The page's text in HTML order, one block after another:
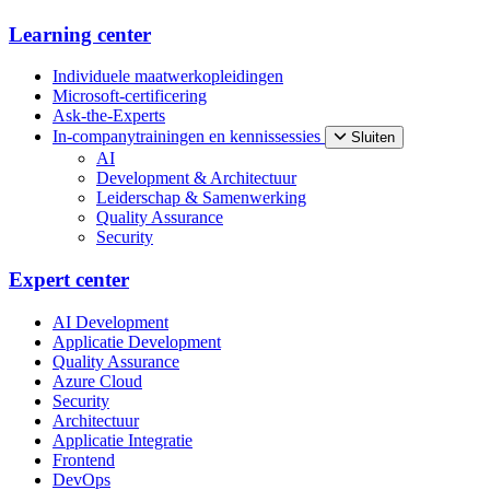
Learning center
Individuele maatwerkopleidingen
Microsoft-certificering
Ask-the-Experts
In-companytrainingen en kennissessies
Sluiten
AI
Development & Architectuur
Leiderschap & Samenwerking
Quality Assurance
Security
Expert center
AI Development
Applicatie Development
Quality Assurance
Azure Cloud
Security
Architectuur
Applicatie Integratie
Frontend
DevOps